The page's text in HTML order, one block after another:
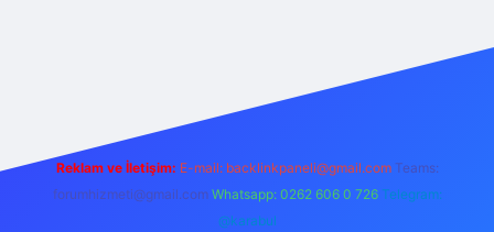
Reklam ve İletişim: E-mail: backlinkpaneli@gmail.com Teams:
forumhizmeti@gmail.com Whatsapp: 0262 606 0 726 Telegram:
@karabul